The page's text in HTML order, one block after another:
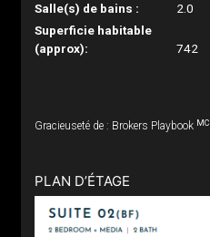
Salle(s) de bains :
2.0
Superficie habitable
(approx):
742
Gracieuseté de : Brokers Playbook MC
PLAN D’ÉTAGE